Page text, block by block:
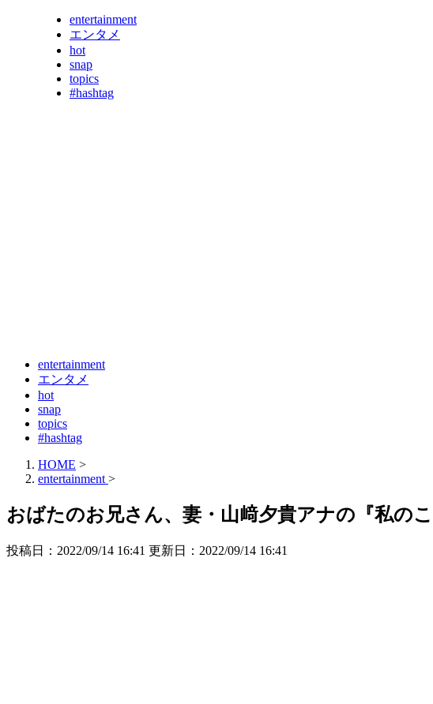
entertainment
エンタメ
hot
snap
topics
#hashtag
entertainment
エンタメ
hot
snap
topics
#hashtag
HOME >
entertainment >
おばたのお兄さん、妻・山﨑夕貴アナの『私の
投稿日：2022/09/14 16:41 更新日： 2022/09/14 16:41